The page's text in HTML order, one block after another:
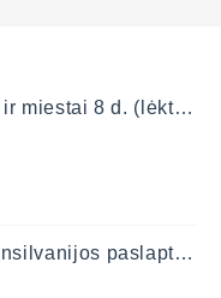
Legendinė Škotija: pilys, ežerai ir miestai 8 d. (lėktuvu)
Rumunija: Karpatų didybė ir Transilvanijos paslaptys (lėktuvu)